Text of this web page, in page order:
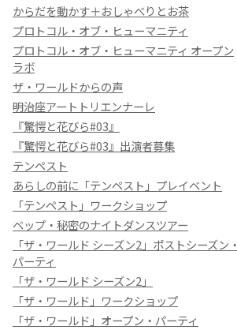
からだを動かす＋おしゃべりとお茶
プロトコル・オブ・ヒューマニティ
プロトコル・オブ・ヒューマニティ オープン
ラボ
ザ・ワールドからの声
明治座アートトリエンナーレ
『驚愕と花びら#03』
『驚愕と花びら#03』出演者募集
テンペスト
あらしの前に「テンペスト」プレイベント
「テンペスト」ワークショップ
ベップ・秘密のナイトダンスツアー
「ザ・ワールド シーズン2」ポストシーズン・
パーティ
「ザ・ワールド シーズン2」
「ザ・ワールド」ワークショップ
「ザ・ワールド」オープン・パーティ